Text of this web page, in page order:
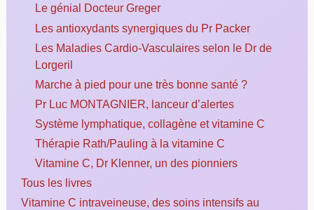
Le génial Docteur Greger
Les antioxydants synergiques du Pr Packer
Les Maladies Cardio-Vasculaires selon le Dr de
Lorgeril
Marche à pied pour une très bonne santé ?
Pr Luc MONTAGNIER, lanceur d’alertes
Système lymphatique, collagène et vitamine C
Thérapie Rath/Pauling à la vitamine C
Vitamine C, Dr Klenner, un des pionniers
Tous les livres
Vitamine C intraveineuse, des soins intensifs au